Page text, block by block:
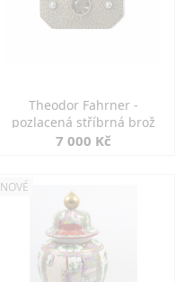
Theodor Fahrner -
pozlacená stříbrná brož
7 000 Kč
NOVÉ